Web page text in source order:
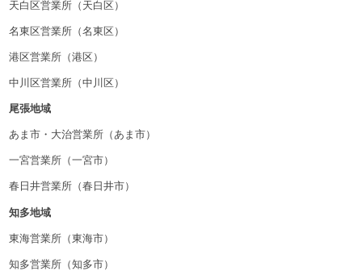
天白区営業所（天白区）
名東区営業所（名東区）
港区営業所（港区）
中川区営業所（中川区）
尾張地域
あま市・大治営業所（あま市）
一宮営業所（一宮市）
春日井営業所（春日井市）
知多地域
東海営業所（東海市）
知多営業所（知多市）